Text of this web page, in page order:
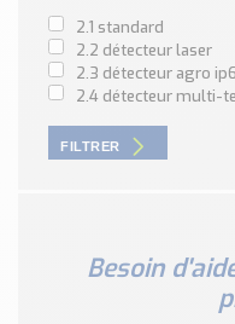
Convertisseur de
Formulaire Débitmètre
Calculateur maintien
Blog
Catalogue des
2.1 standard
2.2 détecteur laser
2.3 détecteur agro
2.4 détecteur multi-
FILTRER
Besoin